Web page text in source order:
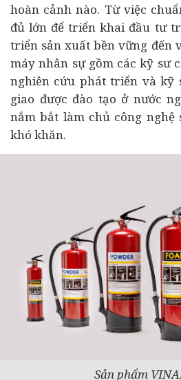
hoàn cảnh nào. Từ việc
đủ lớn để triển khai đầu tư
triển sản xuất bền vững đến
máy nhân sự gồm các kỹ sư
nghiên cứu phát triển và kỹ
giao được đào tạo ở nước
nắm bắt làm chủ công nghệ
khó khăn.
Sản phẩm